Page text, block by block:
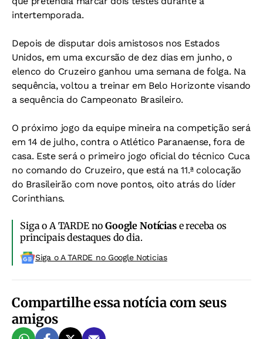
intertemporada.
Depois de disputar dois amistosos nos Estados
Unidos, em uma excursão de dez dias em junho, o
elenco do Cruzeiro ganhou uma semana de folga. Na
sequência, voltou a treinar em Belo Horizonte visando
a sequência do Campeonato Brasileiro.
O próximo jogo da equipe mineira na competição será
em 14 de julho, contra o Atlético Paranaense, fora de
casa. Este será o primeiro jogo oficial do técnico Cuca
no comando do Cruzeiro, que está na 11.ª colocação
do Brasileirão com nove pontos, oito atrás do líder
Corinthians.
Siga o A TARDE noGoogle Notíciase receba os
principais destaques do dia.
Siga o A TARDE no Google Noticias
Compartilhe essa notícia com seus
amigos